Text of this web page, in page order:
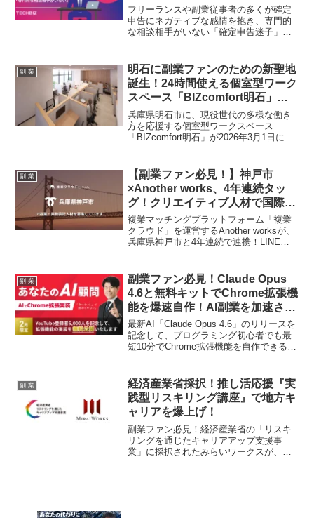
フリーランスや副業従事者の多くが確定
申告にネガティブな感情を抱き、専門的
な相談相手がいない「確定申告迷子」の
テックビズが提供するサポートや今後の
展望を紹介し、副業ファンの推し活を応
援します。
副 業
明石に副業ファンのための新聖地
誕生！24時間使える個室型ワーク
スペース「BIZcomfort明石」で
推し活もキャリアも充実！
兵庫県明石市に、現役世代の多様な働き
方を応援する個室型ワークスペース
「BIZcomfort明石」が2026年3月1日にオ
たい副業ファンにとって、まさに夢のよ
うな環境が整います。集中できるコワー
キングスペースや初期費用を抑えたレン
タルオフィスなど、充実の設備であなた
の「はたらく」をサポート！
副 業
【副業ファン必見！】神戸市
×Another works、4年連続タッ
グ！クリエイティブ人材で国際都
市の魅力を発信しよう！
複業マッチングプラットフォーム「複業
クラウド」を運営するAnother worksが、
兵庫県神戸市と4年連続で連携！LINE記
を大募集。あなたのスキルで国際都市神
戸の魅力を発信し、地域活性化に貢献す
る、またとないチャンスです！
副 業
副業ファン必見！Claude Opus
4.6と無料キットでChrome拡張機
能を爆速自作！AI副業を加速させ
よう！
最新AI「Claude Opus 4.6」のリリースを
記念して、プログラミング初心者でも最
短10分でChrome拡張機能を自作できる無
たの推し活（副業）を強力にサポートす
るこのキット、見逃し厳禁です！
副 業
経済産業省採択！推し活応援『実
践型リスキリング講座』で地方キ
ャリアを爆上げ！
副業ファン必見！経済産業省の「リスキ
リングを通じたキャリアアップ支援事
業」に採択されたみらいワークスが、地